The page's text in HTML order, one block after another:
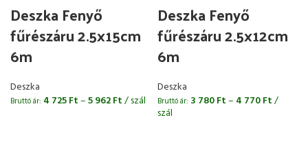
Deszka Fenyő
fűrészáru 2.5x15cm
6m
Deszka
Bruttó ár: 4 725Ft–5 962Ft/ szál
Deszka Fenyő
fűrészáru 2.5x12cm
6m
Deszka
Bruttó ár: 3 780Ft– 4 770Ft/
szál